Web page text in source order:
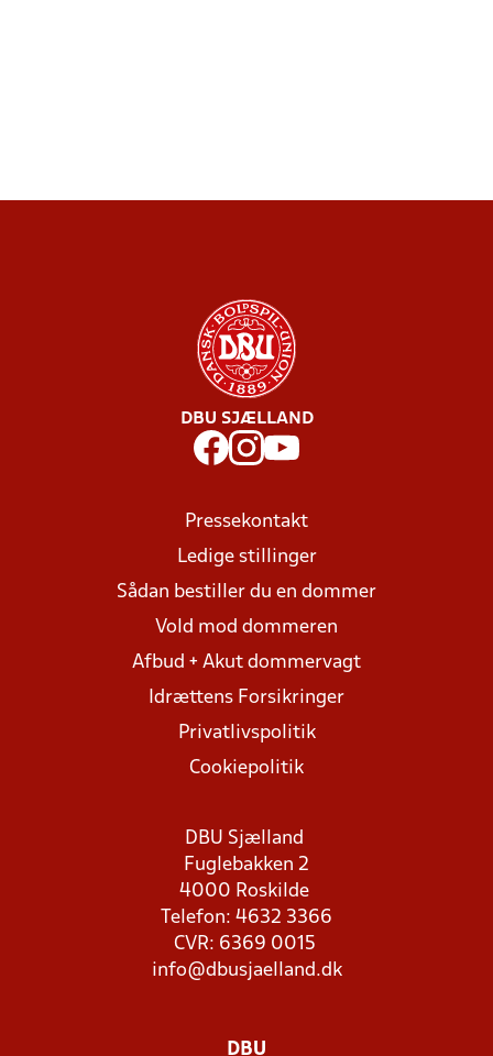
DBU SJÆLLAND
Pressekontakt
Ledige stillinger
Sådan bestiller du en dommer
Vold mod dommeren
Afbud + Akut dommervagt
Idrættens Forsikringer
Privatlivspolitik
Cookiepolitik
DBU Sjælland
Fuglebakken 2
4000 Roskilde
Telefon: 4632 3366
CVR: 6369 0015
info@dbusjaelland.dk
DBU